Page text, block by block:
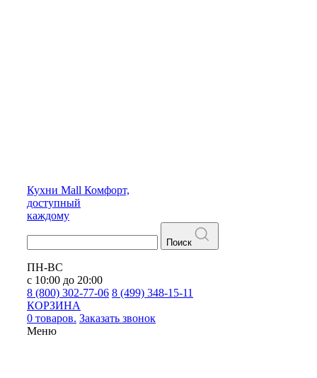
Кухни Mall Комфорт,
доступный
каждому
Поиск
ПН-ВС
с 10:00 до 20:00
8 (800) 302-77-06 8 (499) 348-15-11
КОРЗИНА
0 товаров. Заказать звонок
Меню